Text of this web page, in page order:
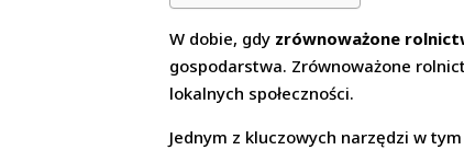
W dobie, gdy zrównoważone
gospodarstwa. Zrównoważone
lokalnych społeczności.
Jednym z kluczowych narzędzi w